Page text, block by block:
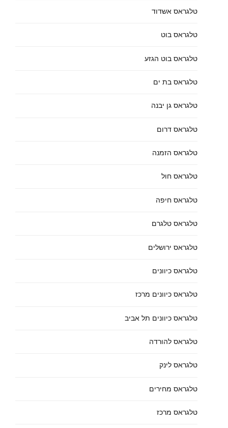
טלגראס אשדוד
טלגראס בוט
טלגראס בוט הגזע
טלגראס בת ים
טלגראס גן יבנה
טלגראס דרום
טלגראס הזמנה
טלגראס חול
טלגראס חיפה
טלגראס טלגרם
טלגראס ירושלים
טלגראס כיוונים
טלגראס כיוונים מרכז
טלגראס כיוונים תל אביב
טלגראס להורדה
טלגראס לינק
טלגראס מחירים
טלגראס מרכז